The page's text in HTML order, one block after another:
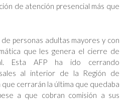
de atención presencial más que
personas adultas mayores y con
que les genera el cierre de
Esta AFP ha ido cerrando
al interior de la Región de
que cerrarán la última que quedaba
a que cobran comisión a sus